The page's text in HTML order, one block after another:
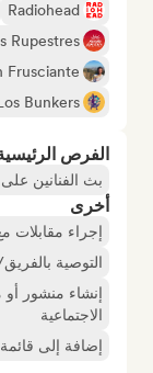
Radiohead
Rupestres
Frusciante
Bunkers
الفرص
بث الفنانين على
أخرى
إجراء مقابلات
التوصية
إنشاء منشور
الاجتماعية
إضافة إلى